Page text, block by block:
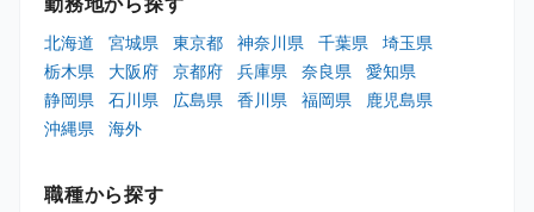
勤務地から探す
北海道 宮城県 東京都 神奈川県 千葉県
埼玉県
栃木県
大阪府 京都府 兵庫県 奈良県
愛知県
静岡県
石川県 広島県 香川県 福岡県
鹿児島県
沖縄県
海外
職種から探す